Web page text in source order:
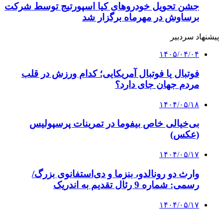
جشن تحویل خودروهای کیا اسپورتیج توسط شرکت
برساوش در مهرماه برگزار شد
پیشنهاد سردبیر
۱۴۰۵/۰۴/۰۴
فوتبال یا فوتبال آمریکایی؛ کدام ورزش در قلب
مردم جهان جای دارد؟
۱۴۰۴/۰۵/۱۸
بی‌خیالی خاص بیفوما در تمرینات پرسپولیس
(عکس)
۱۴۰۴/۰۵/۱۷
وارث دو رونالدو، بنزما و دی‌استفانوی بزرگ/
رسمی: شماره 9 رئال تقدیم به اندریک
۱۴۰۴/۰۵/۱۷